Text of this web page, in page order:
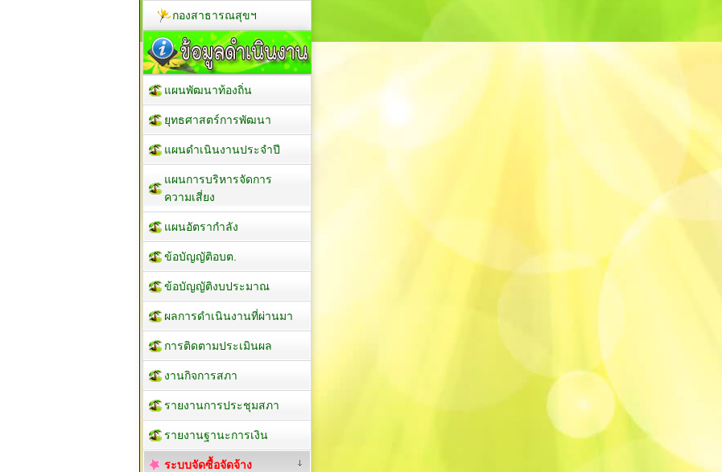
กองสาธารณสุขฯ
แผนพัฒนาท้องถิ่น
ยุทธศาสตร์การพัฒนา
แผนดำเนินงานประจำปี
แผนการบริหารจัดการ
ความเสี่ยง
แผนอัตรากำลัง
ข้อบัญญัติอบต.
ข้อบัญญัติงบประมาณ
ผลการดำเนินงานที่ผ่านมา
การติดตามประเมินผล
งานกิจการสภา
รายงานการประชุมสภา
รายงานฐานะการเงิน
ระบบจัดซื้อจัดจ้าง